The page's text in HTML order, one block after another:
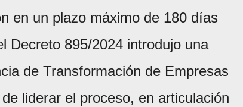
en un plazo máximo de 180 días
Decreto 895/2024 introdujo una
de Transformación de Empresas
liderar el proceso, en articulación